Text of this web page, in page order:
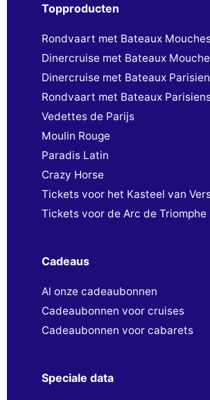
Topproducten
Rondvaart met Bateaux
Dinercruise met Bateaux
Dinercruise met Bateaux
Rondvaart met Bateaux
Vedettes de Parijs
Moulin Rouge
Paradis Latin
Crazy Horse
Tickets voor het Kasteel van
Tickets voor de Arc de Triomphe
Cadeaus
Al onze cadeaubonnen
Cadeaubonnen voor cruises
Cadeaubonnen voor cabarets
Speciale data